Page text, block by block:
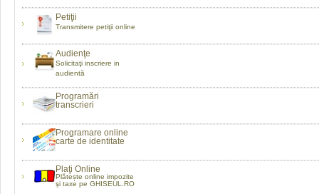
Petiţii
Transmitere petiţii online
Audienţe
Solicitaţi inscriere in
audientă
Programări
transcrieri
Programare online
carte de identitate
Plaţi Online
Plătește online impozite
şi taxe pe GHISEUL.RO